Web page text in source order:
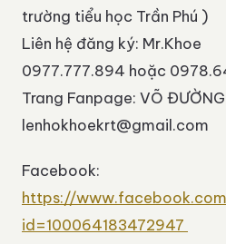
trường tiểu học Trần Phú )
Liên hệ đăng ký: Mr.Khoe
0977.777.894 hoặc
Trang Fanpage: VÕ ĐƯỜNG
lenhokhoekrt@gmail.com
Facebook:
https://
id=100064183472947